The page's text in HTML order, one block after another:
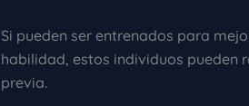
Si pueden ser entrenados para
habilidad, estos individuos pueden
previa.